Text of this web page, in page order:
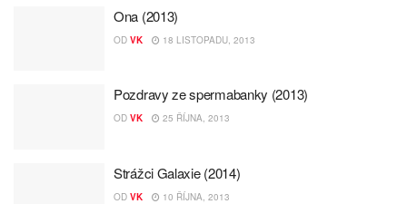
Ona (2013)
OD VK 18 LISTOPADU, 2013
Pozdravy ze spermabanky (2013)
OD VK 25 ŘÍJNA, 2013
Strážci Galaxie (2014)
OD VK 10 ŘÍJNA, 2013